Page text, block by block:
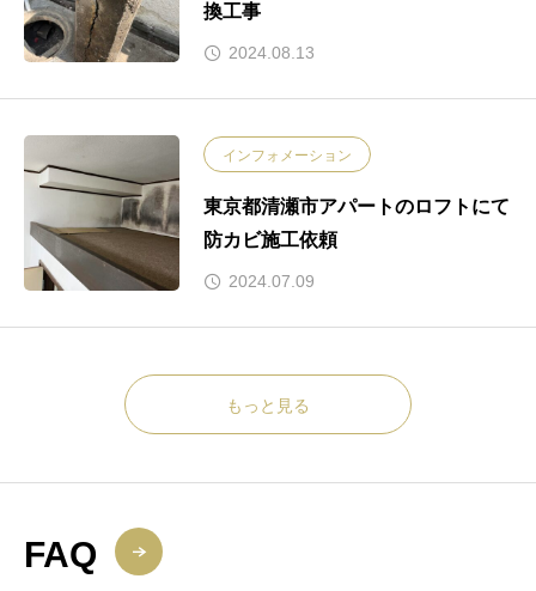
換工事
2024.08.13
インフォメーション
東京都清瀬市アパートのロフトにて
防カビ施工依頼
2024.07.09
もっと見る
FAQ